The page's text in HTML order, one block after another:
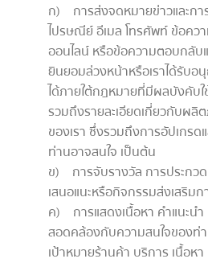
ก) การส่งจดหมายข่าวและกา
ไปรษณีย์ อีเมล โทรศัพท์ ข้อคว
ออนไลน์ หรือข้อความตอบกลั
ยินยอมล่วงหน้าหรือเราได้รับอ
ได้ภายใต้กฎหมายที่มีผลบังคับใ
รวมถึงรายละเอียดเกี่ยวกับผ
ของเรา ซึ่งรวมถึงการอัปเกรด
ท่านอาจสนใจ เป็นต้น
ข) การจับรางวัล การประกว
เสนอแนะหรือกิจกรรมส่งเสริม
ค) การแสดงเนื้อหา คำแนะนำ
สอดคล้องกับความสนใจของท่
เป้าหมายร้านค้า บริการ เนื้อห